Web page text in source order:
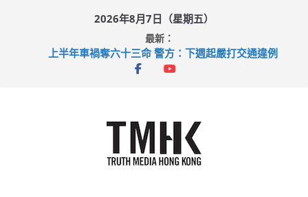
2026年8月7日（星期五）
最新：
上半年車禍奪六十三命 警方：下週起嚴打交通違例
性罪行修例獲九成支持 鄧炳強：爭取今屆任期內完成立法